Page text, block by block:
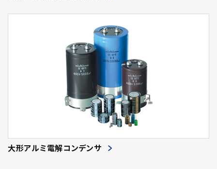
大形アルミ電解コンデンサ